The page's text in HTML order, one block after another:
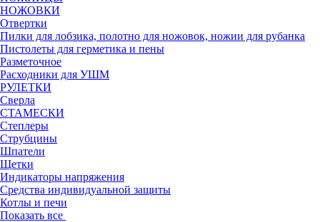
НОЖОВКИ
Отвертки
Пилки для лобзика, полотно для ножовок, ножии для рубанка
Пистолеты для герметика и пены
Разметочное
Расходники для УШМ
РУЛЕТКИ
Сверла
СТАМЕСКИ
Степлеры
Струбцины
Шпатели
Щетки
Индикаторы напряжения
Средства индивидуальной защиты
Котлы и печи
Показать все